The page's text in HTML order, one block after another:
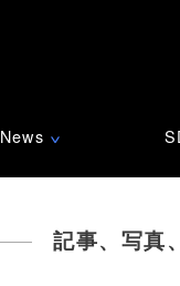
News ∨
記事、写真